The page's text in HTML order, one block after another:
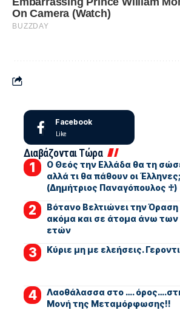
Facebook
Like
Διαβάζονται Τώρα
Ο Θεός την Ελλάδα θα τη
αλλά τι θα πάθουν οι Έλληνες;
(Δημήτριος Παναγόπουλος ♰)
Βότανο Βελτιώνει την Όραση
ακόμα και σε άτομα άνω των
ετών
Kύριε μη με ελεήσεις.
Λαοθάλασσα στο ….
Μονή της Μεταμόρφωσης!!